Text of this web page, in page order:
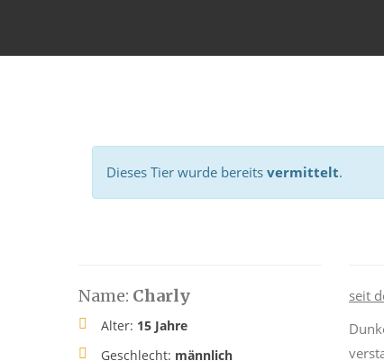
Dieses Tier wurde bereits vermittelt.
Name: Charly
Alter: 15 Jahre
Geschlecht: männlich
seit